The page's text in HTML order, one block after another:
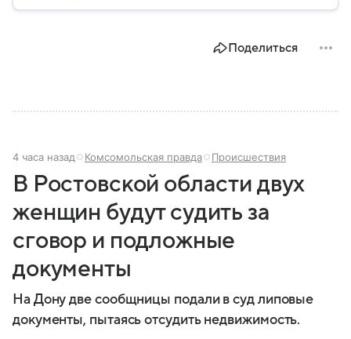
России, какие задачи выполняет министерство, как
Поделиться
4 часа назад Комсомольская правда Происшествия
В Ростовской области двух
женщин будут судить за
сговор и подложные
документы
На Дону две сообщницы подали в суд липовые
документы, пытаясь отсудить недвижимость.